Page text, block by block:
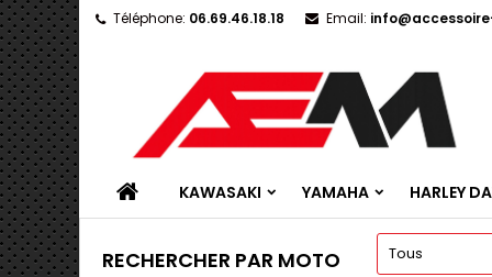
Téléphone: 06.69.46.18.18 Email:
KAWASAKI YAMAHA HARLEY
RECHERCHER PAR MOTO